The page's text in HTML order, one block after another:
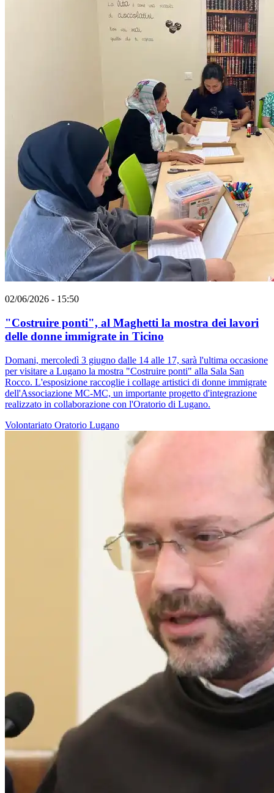
02/06/2026 - 15:50
"Costruire ponti", al Maghetti la mostra dei lavori
delle donne immigrate in Ticino
Domani, mercoledì 3 giugno dalle 14 alle 17, sarà l'ultima occasione
per visitare a Lugano la mostra "Costruire ponti" alla Sala San
Rocco. L'esposizione raccoglie i collage artistici di donne immigrate
dell'Associazione MC-MC, un importante progetto d'integrazione
realizzato in collaborazione con l'Oratorio di Lugano.
Volontariato Oratorio Lugano